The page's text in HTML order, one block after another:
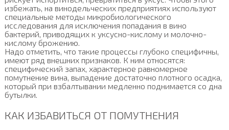
избежать, на винодельческих предприятиях используют
специальные методы микробиологического
исследования для исключения попадания в вино
бактерий, приводящих к уксусно-кислому и молочно-
кислому брожению.
Надо отметить, что такие процессы глубоко специфичны,
имеют ряд внешних признаков. К ним относятся:
специфический запах, характерное равномерное
помутнение вина, выпадение достаточно плотного осадка,
который при взбалтывании медленно поднимается со дна
бутылки.
КАК ИЗБАВИТЬСЯ ОТ ПОМУТНЕНИЯ